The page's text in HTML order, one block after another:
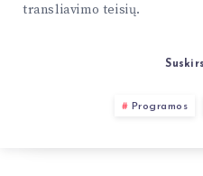
transliavimo teisių.
Programos